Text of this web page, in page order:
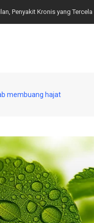
Penyakit Kronis yang Tercela
membuang hajat